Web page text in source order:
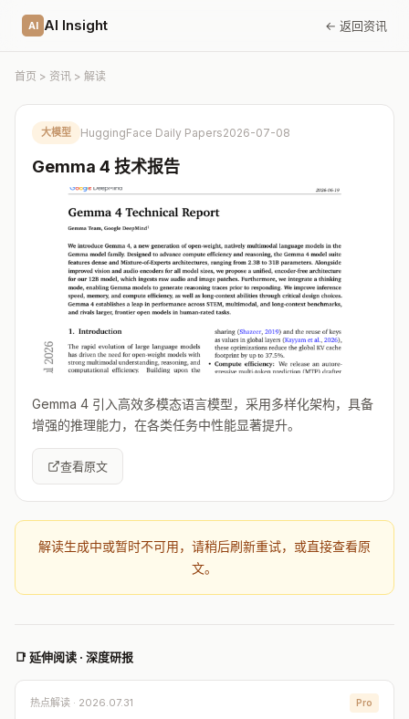
AI AI Insight ← 返回资讯
首页 > 资讯 > 解读
大模型 HuggingFace Daily Papers2026-07-08
Gemma 4 技术报告
Gemma 4 引入高效多模态语言模型，采用多样化架构，具备
增强的推理能力，在各类任务中性能显著提升。
查看原文
解读生成中或暂时不可用，请稍后刷新重试，或直接查看原
文。
📑 延伸阅读 · 深度研报
热点解读 · 2026.07.31 Pro